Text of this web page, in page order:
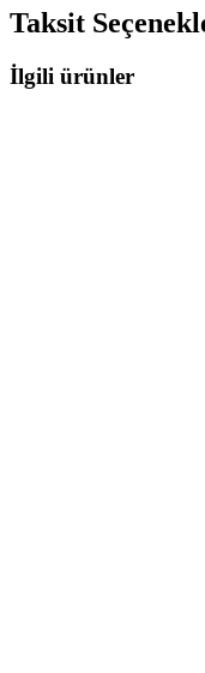
Taksit
İlgili ürünler